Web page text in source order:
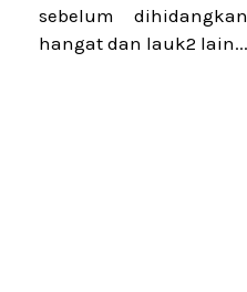
sebelum
hangat dan lauk2 lain...